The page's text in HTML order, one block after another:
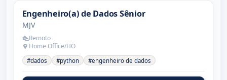
Engenheiro(a) de Dados Sênior
MJV
Remoto
Home Office/HO
#dados #python #engenheiro de dados